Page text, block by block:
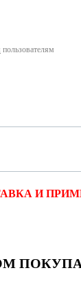
(1)
пользователям
И